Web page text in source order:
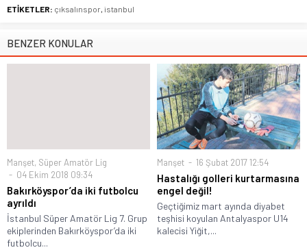
ETİKETLER: çıksalınspor istanbul
BENZER KONULAR
Manşet, Süper Amatör Lig
04 Ekim 2018 09:34
Bakırköyspor’da iki futbolcu
ayrıldı
İstanbul Süper Amatör Lig 7. Grup
ekiplerinden Bakırköyspor’da iki
futbolcu...
Manşet 16 Şubat 2017 12:54
Hastalığı golleri kurtarmasına
engel değil!
Geçtiğimiz mart ayında diyabet
teşhisi koyulan Antalyaspor U14
kalecisi Yiğit,...